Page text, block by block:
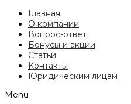
Главная
О компании
Вопрос-ответ
Бонусы и акции
Статьи
Контакты
Юридическим лицам
Menu